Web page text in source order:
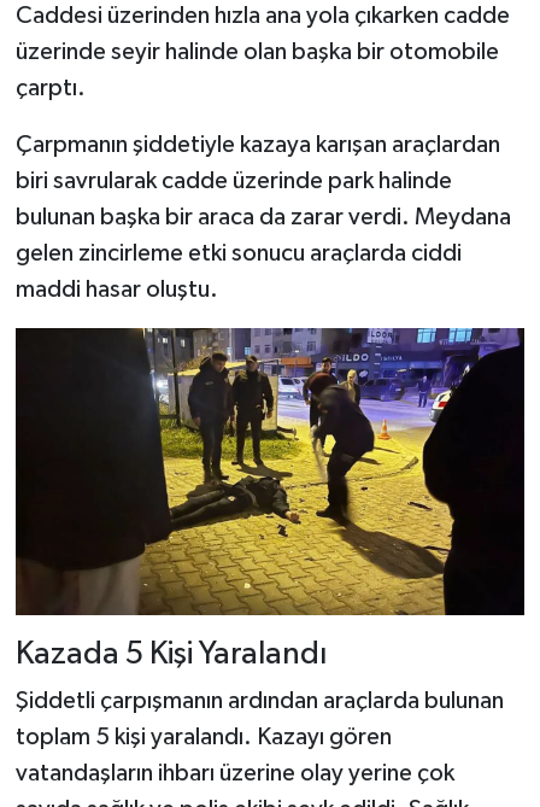
Caddesi üzerinden hızla ana yola çıkarken cadde
üzerinde seyir halinde olan başka bir otomobile
çarptı.
Çarpmanın şiddetiyle kazaya karışan araçlardan
biri savrularak cadde üzerinde park halinde
bulunan başka bir araca da zarar verdi. Meydana
gelen zincirleme etki sonucu araçlarda ciddi
maddi hasar oluştu.
Kazada 5 Kişi Yaralandı
Şiddetli çarpışmanın ardından araçlarda bulunan
toplam 5 kişi yaralandı. Kazayı gören
vatandaşların ihbarı üzerine olay yerine çok